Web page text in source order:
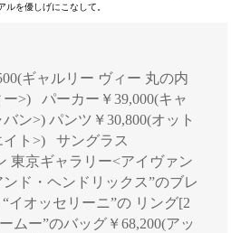
ルを優しげにこなして。
ギャルリー ヴィー 丸の内
>) パーカー￥39,000(キャ
ン>) パンツ￥30,800(オット
イト>) サングラス
東京ギャラリー<アイヴァン
ド・ヘンドリックス”のブレ
イオッセリーニ”の リング[2
ムー”のバッグ￥68,200(アッ